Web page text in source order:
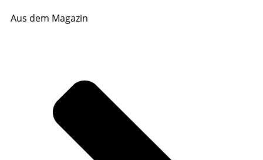
Aus dem Magazin